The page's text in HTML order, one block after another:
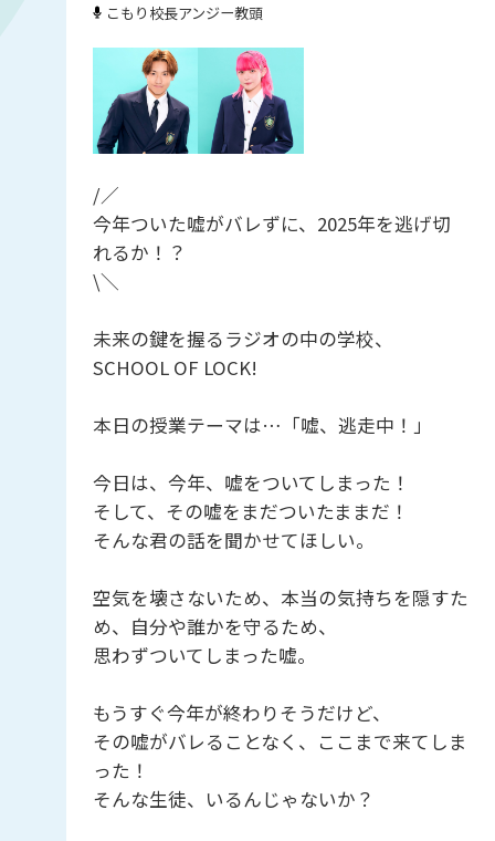
こもり校長アンジー教頭
/／
今年ついた嘘がバレずに、2025年を逃げ切
れるか！？
\＼
未来の鍵を握るラジオの中の学校、
SCHOOL OF LOCK!
本日の授業テーマは…「嘘、逃走中！」
今日は、今年、嘘をついてしまった！
そして、その嘘をまだついたままだ！
そんな君の話を聞かせてほしい。
空気を壊さないため、本当の気持ちを隠すた
め、自分や誰かを守るため、
思わずついてしまった嘘。
もうすぐ今年が終わりそうだけど、
その嘘がバレることなく、ここまで来てしま
った！
そんな生徒、いるんじゃないか？